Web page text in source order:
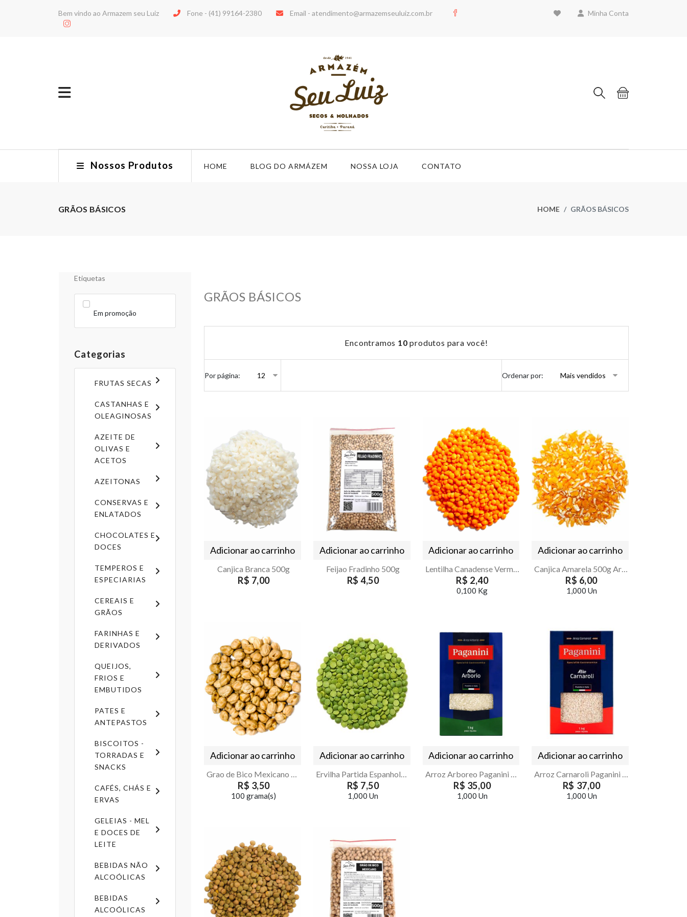
Bem vindo ao Armazem seu Luiz Fone - (41) 99164-2380 Email - atendimento@armazemseuluiz.com.br Minha Conta
Nossos Produtos HOME BLOG DO ARMÁZEM NOSSA LOJA CONTATO
GRÃOS BÁSICOS HOME GRÃOS BÁSICOS
Etiquetas
Em promoção
Categorias
FRUTAS SECAS
CASTANHAS E
OLEAGINOSAS
AZEITE DE
OLIVAS E
ACETOS
AZEITONAS
CONSERVAS E
ENLATADOS
CHOCOLATES E
DOCES
TEMPEROS E
ESPECIARIAS
CEREAIS E
GRÃOS
FARINHAS E
DERIVADOS
QUEIJOS,
FRIOS E
EMBUTIDOS
PATES E
ANTEPASTOS
BISCOITOS -
TORRADAS E
SNACKS
CAFÉS, CHÁS E
ERVAS
GELEIAS - MEL
E DOCES DE
LEITE
BEBIDAS NÃO
ALCOÓLICAS
BEBIDAS
ALCOÓLICAS
GRÃOS BÁSICOS
Encontramos 10 produtos para você!
Por página: Ordenar por:
Adicionar ao carrinho
Canjica Branca 500g
R$ 7,00
Adicionar ao carrinho
Feijao Fradinho 500g
R$ 4,50
Adicionar ao carrinho
Lentilha Canadense Vermelha
R$ 2,40
0,100 Kg
Adicionar ao carrinho
Canjica Amarela 500g Armazém Seu Luiz
R$ 6,00
1,000 Un
Adicionar ao carrinho
Grao de Bico Mexicano 12mm
R$ 3,50
100 grama(s)
Adicionar ao carrinho
Ervilha Partida Espanhola 500g Armazém Seu Luiz
R$ 7,50
1,000 Un
Adicionar ao carrinho
Arroz Arboreo Paganini 1kg
R$ 35,00
1,000 Un
Adicionar ao carrinho
Arroz Carnaroli Paganini 1kg | Armazém Seu Luiz
R$ 37,00
1,000 Un